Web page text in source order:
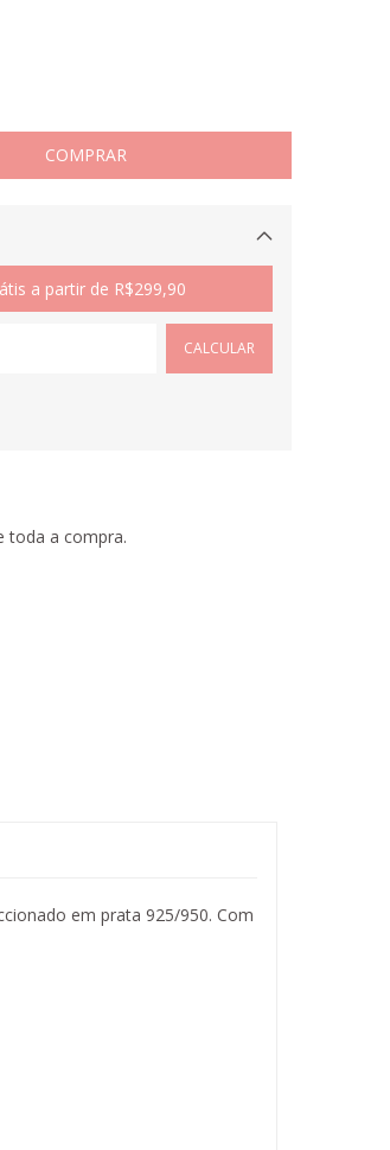
a partir de R$299,90
CALCULAR
toda a compra.
em prata 925/950. Com